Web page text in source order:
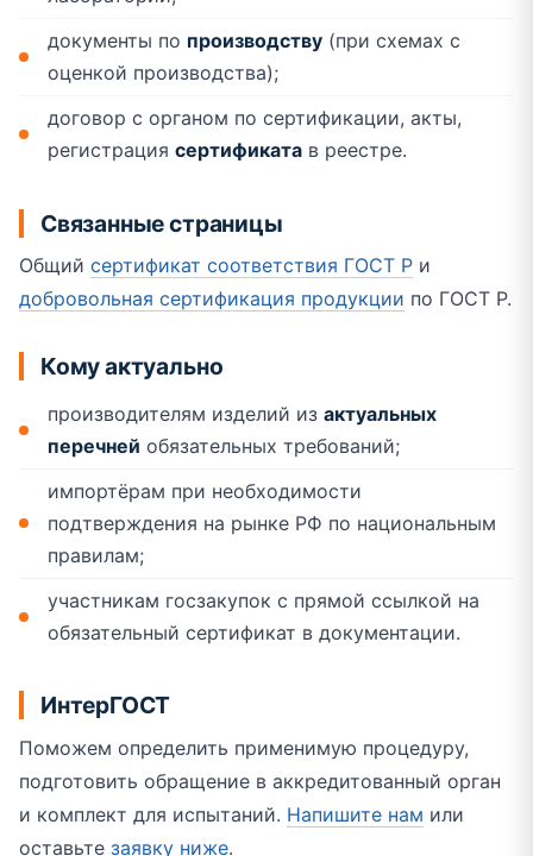
документы по производству (при схемах с
оценкой производства);
договор с органом по сертификации, акты,
регистрация сертификата в реестре.
Связанные страницы
Общий сертификат соответствия ГОСТ Р и
добровольная сертификация продукции по ГОСТ Р.
Кому актуально
производителям изделий из актуальных
перечней обязательных требований;
импортёрам при необходимости
подтверждения на рынке РФ по национальным
правилам;
участникам госзакупок с прямой ссылкой на
обязательный сертификат в документации.
ИнтерГОСТ
Поможем определить применимую процедуру,
подготовить обращение в аккредитованный орган
и комплект для испытаний. Напишите нам или
оставьте заявку ниже.